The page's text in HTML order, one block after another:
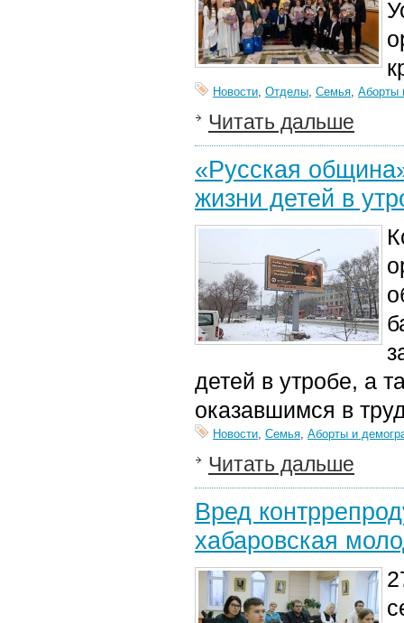
Новости, Отделы, Семья, Аборты
Читать дальше
«Русская
жизни детей в
детей в утробе, а
оказавшимся в
Новости, Семья, Аборты и
Читать дальше
Вред
хабаровская